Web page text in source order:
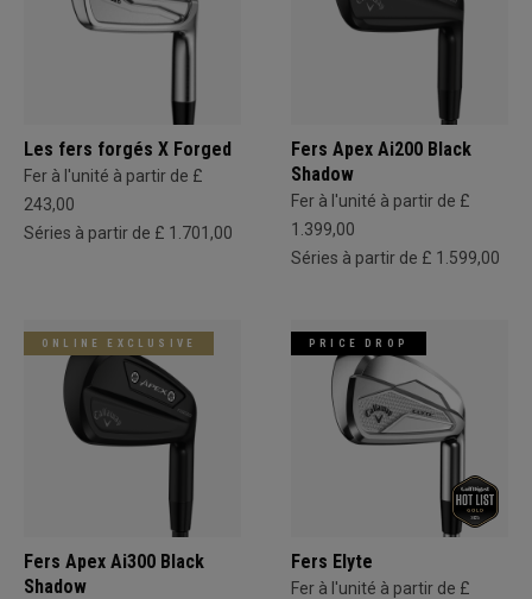
Les fers forgés X Forged
Fer à l'unité à partir de £
243,00
Séries à partir de £ 1.701,00
Fers Apex Ai200 Black
Shadow
Fer à l'unité à partir de £
1.399,00
Séries à partir de £ 1.599,00
ONLINE EXCLUSIVE
Fers Apex Ai300 Black
Shadow
PRICE DROP
Fers Elyte
Fer à l'unité à partir de £